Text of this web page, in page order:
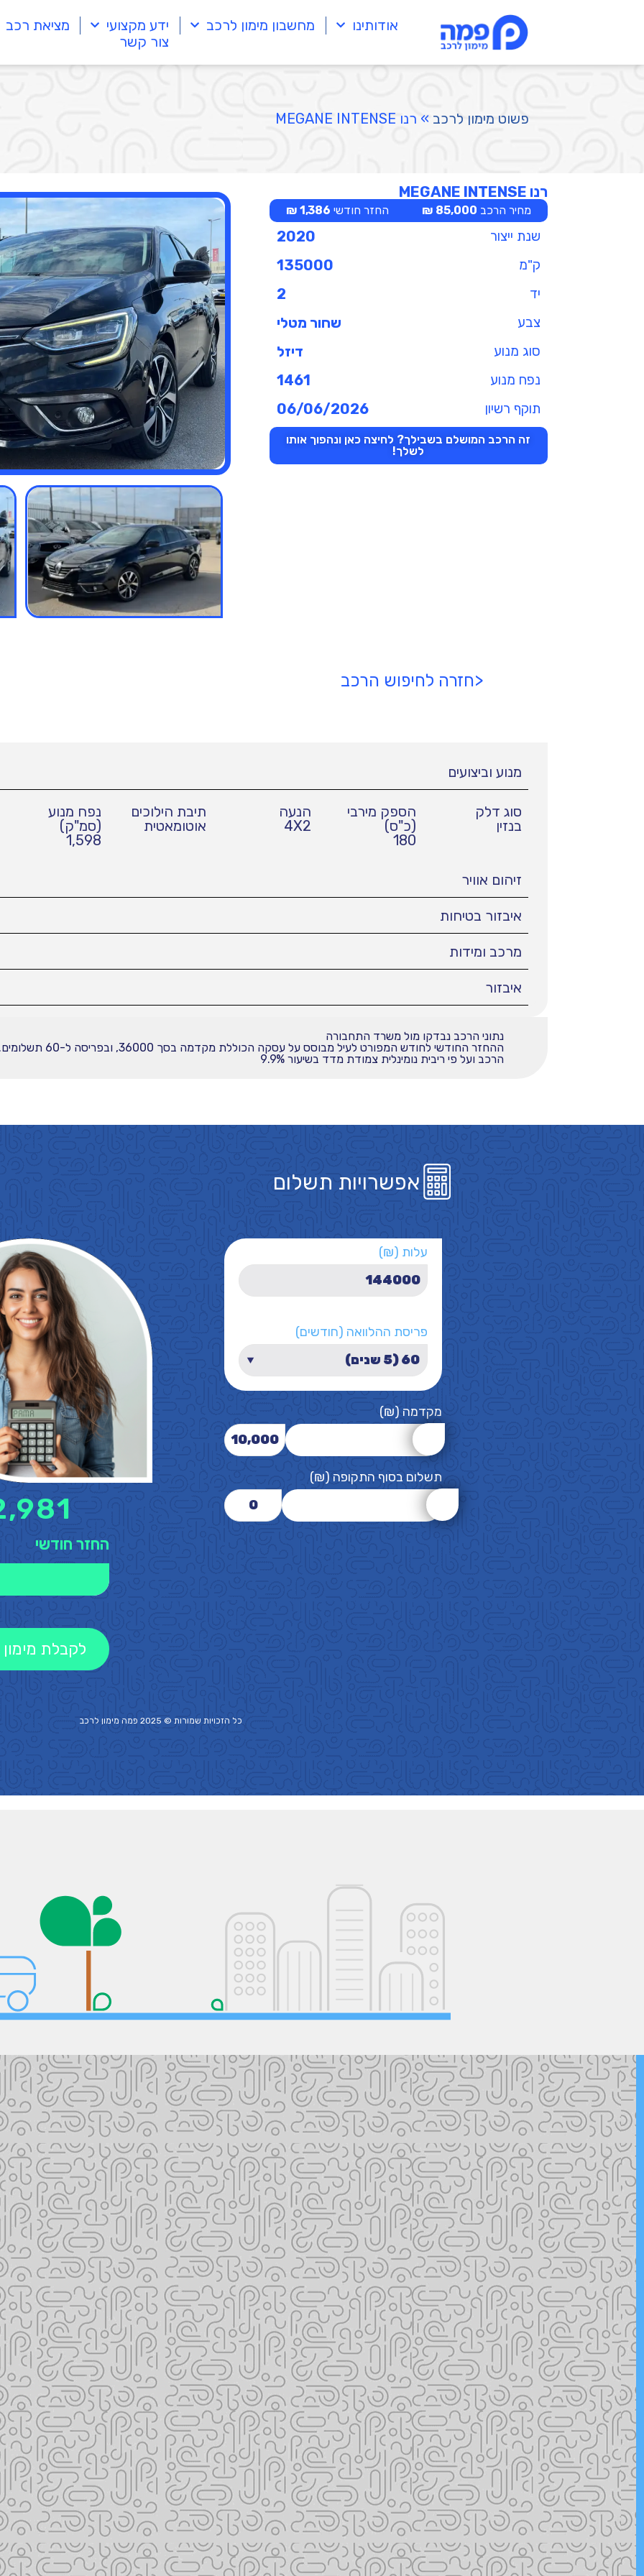
אודותינו מחשבון מימון לרכב ידע מקצועי
מציאת רכב
צור קשר
פשוט מימון לרכב » רנו MEGANE INTENSE
רנו MEGANE INTENSE
מחיר הרכב 85,000 ₪ החזר חודשי 1,386 ₪
שנת ייצור 2020
ק"מ 135000
יד 2
צבע שחור מטלי
סוג מנוע דיזל
נפח מנוע 1461
תוקף רשיון 06/06/2026
זה הרכב המושלם בשבילך? לחיצה כאן ונהפוך אותו
לשלך!
<חזרה לחיפוש הרכב
מנוע וביצועים
סוג דלק
בנזין
הספק מירבי
(כ"ס)
180
הנעה
4X2
תיבת הילוכים
אוטומאטית
נפח מנוע
(סמ"ק)
1,598
זיהום אוויר
איבזור בטיחות
מרכב ומידות
איבזור
נתוני הרכב נבדקו מול משרד התחבורה
הרכב ועל פי ריבית נומינלית צמודת מדד בשיעור 9.9%
אפשרויות תשלום
עלות (₪)
פריסת ההלוואה (חודשים)
מקדמה (₪)
10,000
תשלום בסוף התקופה (₪)
0
החזר חודשי
לקבלת
כל הזכויות שמורות © 2025 פמה מימון לרכב